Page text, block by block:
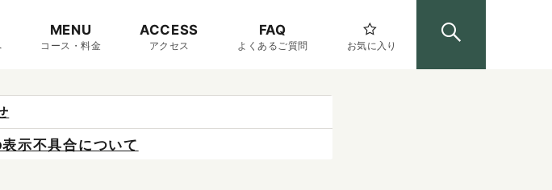
MENU
コース・料金
ACCESS
アクセス
FAQ
よくあるご質問 お気に入り
示不具合について